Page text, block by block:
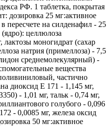
РФ. 1 таблетка, покрытая
дозировка 25 мг:активное
пересчете на силденафил - 25
целлюлоза
лактозы моногидрат (сахар
натрия (примеллоза) - 7,5
среднемолекулярный) -
вещества
частично
диоксид Е 171 - 1,145 мг,
- 1,01 мг, тальк - 0,74 мг,
голубого - 0,096
- 0,0085 мг, железа оксид
50 мг:активное